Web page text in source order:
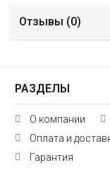
Отзывы (0)
РАЗДЕЛЫ
О компании
Оплата и
Гарантия